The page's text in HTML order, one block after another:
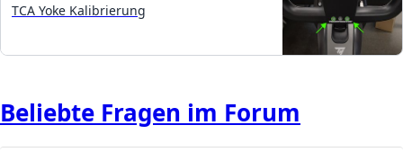
TCA Yoke Kalibrierung
Beliebte Fragen im Forum